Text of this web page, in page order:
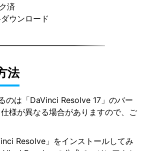
済
ウンロード
法
のは「DaVinci Resolve 17」のバー
様が異なる場合がありますので、ご
Resolve」をインストールしてみ